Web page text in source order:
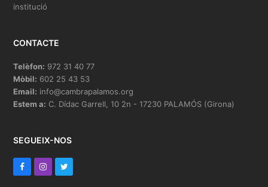
institució
CONTACTE
Telèfon: 972 31 40 77
Mòbil: 602 25 43 53
Email: info@cambrapalamos.org
Estem a: C. Dídac Garrell, 10 2n - 17230 PALAMÓS (Girona)
SEGUEIX-NOS